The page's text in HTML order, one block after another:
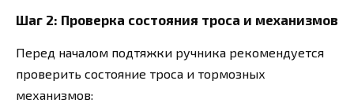
Шаг 2: Проверка состояния троса и механизмов
Перед началом подтяжки ручника рекомендуется
проверить состояние троса и тормозных
механизмов: